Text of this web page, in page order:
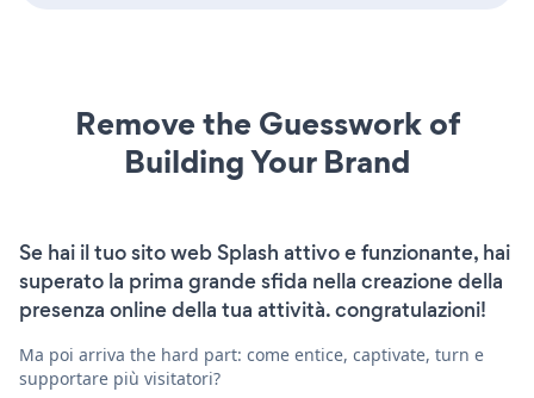
Remove the Guesswork of
Building Your Brand
Se hai il tuo sito web Splash attivo e funzionante, hai
superato la prima grande sfida nella creazione della
presenza online della tua attività. congratulazioni!
Ma poi arriva the hard part: come entice, captivate, turn e
supportare più visitatori?